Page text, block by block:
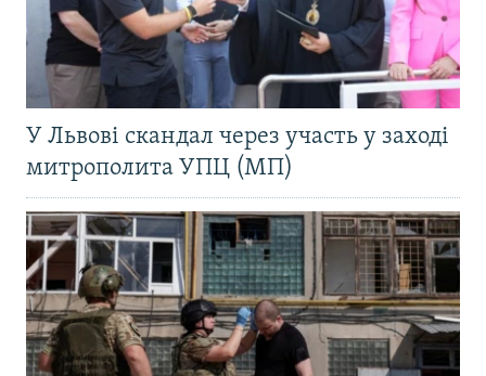
У Львові скандал через участь у заході
митрополита УПЦ (МП)